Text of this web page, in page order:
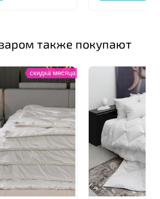
также покупают
скидка месяца